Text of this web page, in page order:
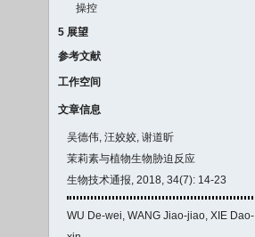
操控
5 展望
参考文献
工作空间
文章信息
吴德伟, 汪姣姣, 谢道昕
茉莉素与植物生物胁迫反应
生物技术通报, 2018, 34(7): 14-23
WU De-wei, WANG Jiao-jiao, XIE Dao-